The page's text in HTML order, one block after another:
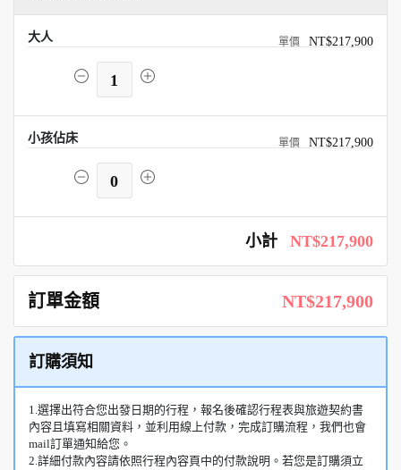
大人 NT$217,900
1
小孩佔床 NT$217,900
0
小計 NT$217,900
訂單金額 NT$217,900
訂購須知
1.選擇出符合您出發日期的行程，報名後確認行程表與旅遊契約書
內容且填寫相關資料，並利用線上付款，完成訂購流程，我們也會
mail訂單通知給您。
2.詳細付款內容請依照行程內容頁中的付款說明。若您是訂購須立